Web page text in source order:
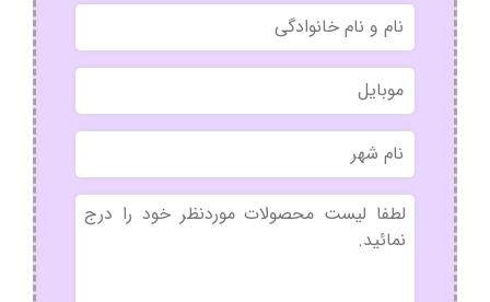
نام
و
نام
خانوادگی
موبایل
نام
شهر
بدون
عنوان